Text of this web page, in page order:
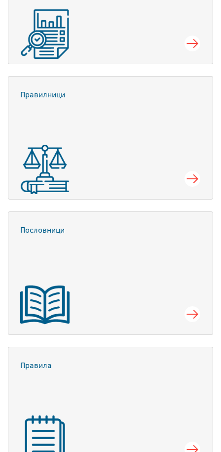
Правилници
Пословници
Правила